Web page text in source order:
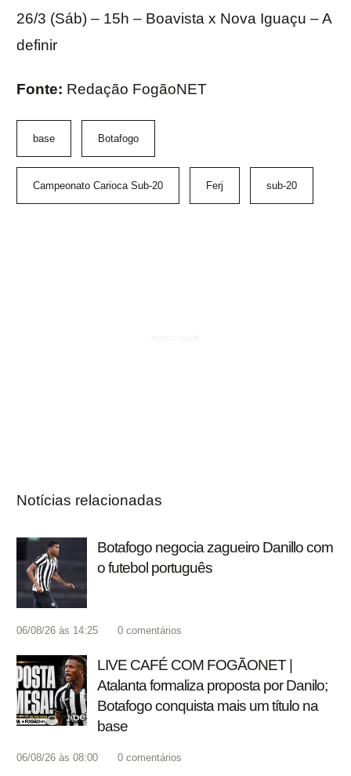
26/3 (Sáb) – 15h – Boavista x Nova Iguaçu – A
definir
Fonte: Redação FogãoNET
base Botafogo
Campeonato Carioca Sub-20 Ferj sub-20
Notícias relacionadas
Botafogo negocia zagueiro Danillo com
o futebol português
06/08/26 às 14:25 0 comentários
LIVE CAFÉ COM FOGÃONET |
Atalanta formaliza proposta por Danilo;
Botafogo conquista mais um título na
base
06/08/26 às 08:00 0 comentários